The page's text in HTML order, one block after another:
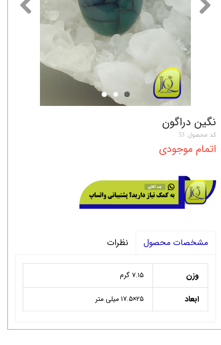
نگین دراگون
کد محصول: 53
اتمام موجودی
مشخصات محصول نظرات
وزن ۷.۱۵ گرم
ابعاد ۲۵×۱۷.۵ میلی متر